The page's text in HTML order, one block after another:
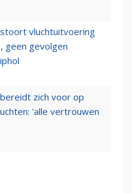
vluchtuitvoering
geen gevolgen
zich voor op
'alle vertrouwen